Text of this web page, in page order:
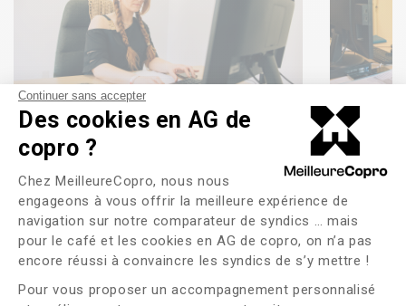
Continuer sans accepter
Des cookies en AG de
copro ?
Plateforme de Gestion du
Chez MeilleureCopro, nous nous
engageons à vous offrir la meilleure expérience de
navigation sur notre comparateur de syndics … mais
pour le café et les cookies en AG de copro, on n’a pas
encore réussi à convaincre les syndics de s’y mettre !
Pour vous proposer un accompagnement personnalisé
Axeptio consent
Réactivité & Transparence
Disponibilité
Proximité
Transparence